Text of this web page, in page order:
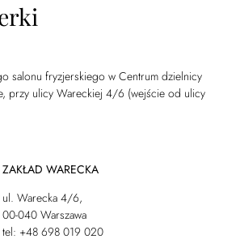
salonu fryzjerskiego w Centrum dzielnicy
przy ulicy Wareckiej 4/6 (wejście od ulicy
ZAKŁAD WARECKA
ul. Warecka 4/6,
00-040 Warszawa
tel: +48 698 019 020